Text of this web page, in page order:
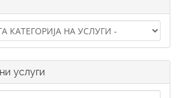
услуги